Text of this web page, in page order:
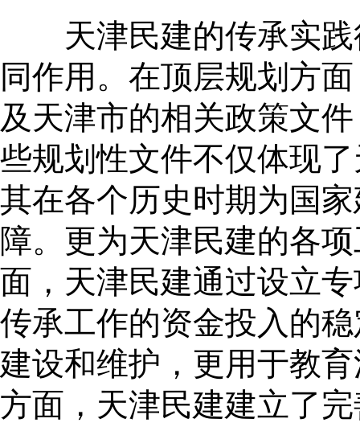
天津民建的传承实践
同作用。在顶层规划方
及天津市的相关政策文
些规划性文件不仅体现
其在各个历史时期为国
障。更为天津民建的各
面，天津民建通过设立
传承工作的资金投入的
建设和维护，更用于教
方面，天津民建建立了